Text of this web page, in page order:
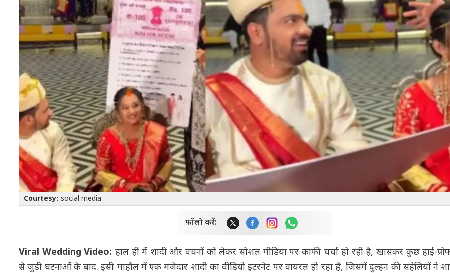
Courtesy: social media
फॉलो करें:
Viral Wedding Video: हाल ही में शादी और वचनों को लेकर सोशल मीडिया पर काफी चर्चा हो रही है, खासकर कुछ हाई-
से जुड़ी घटनाओं के बाद. इसी माहौल में एक मजेदार शादी का वीडियो इंटरनेट पर वायरल हो रहा है, जिसमें दुल्हन की सहेलियों ने